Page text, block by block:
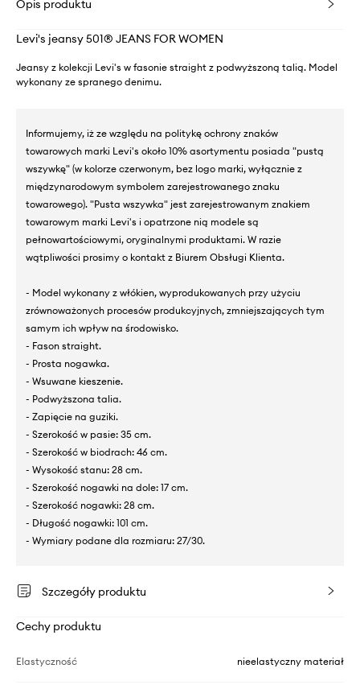
Opis produktu
Levi's jeansy 501® JEANS FOR WOMEN
Jeansy z kolekcji Levi's w fasonie straight z podwyższoną talią. Model
wykonany ze spranego denimu.
Informujemy, iż ze względu na politykę ochrony znaków
towarowych marki Levi's około 10% asortymentu posiada "pustą
wszywkę" (w kolorze czerwonym, bez logo marki, wyłącznie z
międzynarodowym symbolem zarejestrowanego znaku
towarowego). "Pusta wszywka" jest zarejestrowanym znakiem
towarowym marki Levi's i opatrzone nią modele są
pełnowartościowymi, oryginalnymi produktami. W razie
wątpliwości prosimy o kontakt z Biurem Obsługi Klienta.
- Model wykonany z włókien, wyprodukowanych przy użyciu
zrównoważonych procesów produkcyjnych, zmniejszających tym
samym ich wpływ na środowisko.
- Fason straight.
- Prosta nogawka.
- Wsuwane kieszenie.
- Podwyższona talia.
- Zapięcie na guziki.
- Szerokość w pasie: 35 cm.
- Szerokość w biodrach: 46 cm.
- Wysokość stanu: 28 cm.
- Szerokość nogawki na dole: 17 cm.
- Szerokość nogawki: 28 cm.
- Długość nogawki: 101 cm.
- Wymiary podane dla rozmiaru: 27/30.
Szczegóły produktu
Cechy produktu
Elastyczność nieelastyczny materiał